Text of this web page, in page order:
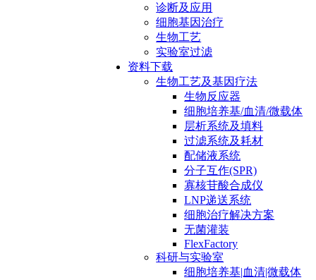
诊断及应用
细胞基因治疗
生物工艺
实验室过滤
资料下载
生物工艺及基因疗法
生物反应器
细胞培养基/血清/微载体
层析系统及填料
过滤系统及耗材
配储液系统
分子互作(SPR)
寡核苷酸合成仪
LNP递送系统
细胞治疗解决方案
无菌灌装
FlexFactory
科研与实验室
细胞培养基|血清|微载体